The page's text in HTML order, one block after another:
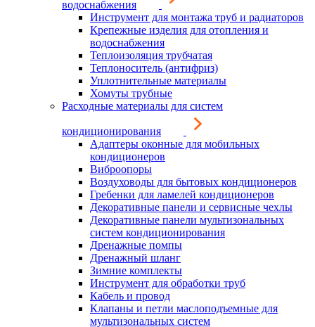
водоснабжения
Инструмент для монтажа труб и радиаторов
Крепежные изделия для отопления и
водоснабжения
Теплоизоляция трубчатая
Теплоноситель (антифриз)
Уплотнительные материалы
Хомуты трубные
Расходные материалы для систем
кондиционирования
Адаптеры оконные для мобильных
кондиционеров
Виброопоры
Воздуховоды для бытовых кондиционеров
Гребенки для ламелей кондиционеров
Декоративные панели и сервисные чехлы
Декоративные панели мультизональных
систем кондиционирования
Дренажные помпы
Дренажный шланг
Зимние комплекты
Инструмент для обработки труб
Кабель и провод
Клапаны и петли маслоподъемные для
мультизональных систем